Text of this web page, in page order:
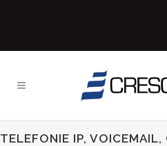
TELEFONIE IP,